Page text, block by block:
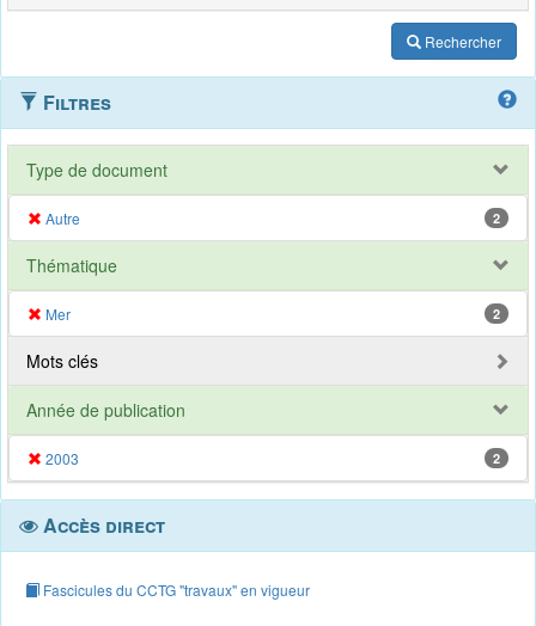
Rechercher
Filtres
Type de document
Autre 2
Thématique
Mer 2
Mots clés
Année de publication
2003 2
Accès direct
Fascicules du CCTG "travaux" en vigueur